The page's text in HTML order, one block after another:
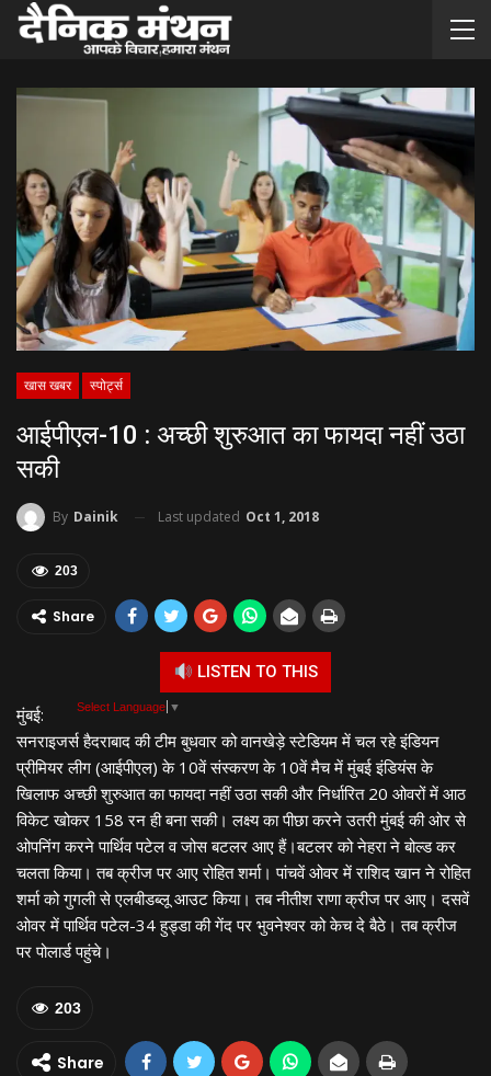
खास खबर स्पोर्ट्स
आईपीएल-10 : अच्छी शुरुआत का फायदा नहीं उठा
सकी
By Dainik Last updated Oct 1, 2018
203
Share
LISTEN TO THIS
Select Language ▼
मुंबई:
सनराइजर्स हैदराबाद की टीम बुधवार को वानखेड़े स्टेडियम में चल रहे इंडियन
प्रीमियर लीग (आईपीएल) के 10वें संस्करण के 10वें मैच में मुंबई इंडियंस के
खिलाफ अच्छी शुरुआत का फायदा नहीं उठा सकी और निर्धारित 20 ओवरों में आठ
विकेट खोकर 158 रन ही बना सकी। लक्ष्य का पीछा करने उतरी मुंबई की ओर से
ओपनिंग करने पार्थिव पटेल व जोस बटलर आए हैं।बटलर को नेहरा ने बोल्ड कर
चलता किया। तब क्रीज पर आए रोहित शर्मा। पांचवें ओवर में राशिद खान ने रोहित
शर्मा को गुगली से एलबीडब्लू आउट किया। तब नीतीश राणा क्रीज पर आए। दसवें
ओवर में पार्थिव पटेल-34 हुड्डा की गेंद पर भुवनेश्वर को केच दे बैठे। तब क्रीज
पर पोलार्ड पहुंचे।
203
Share